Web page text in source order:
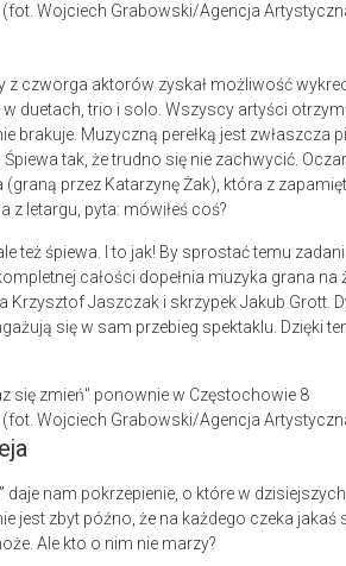
(fot. Wojciech Grabowski/Agencja
z czworga aktorów zyskał możliwość
duetach, trio i solo. Wszyscy artyści
brakuje. Muzyczną perełką jest zwłaszcza
Śpiewa tak, że trudno się nie zachwycić.
przez Katarzynę Żak), która z
z letargu, pyta: mówiłeś coś?
też śpiewa. I to jak! By sprostać temu
całości dopełnia muzyka grana
Krzysztof Jaszczak i skrzypek Jakub Grott.
się w sam przebieg spektaklu. Dzięki
(fot. Wojciech Grabowski/Agencja
daje nam pokrzepienie, o które w
jest zbyt późno, że na każdego czeka jakaś
Ale kto o nim nie marzy?